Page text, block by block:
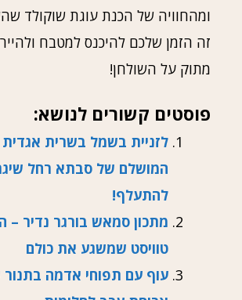
ומהחוויה של הכנת עוגת שוקולד
זה הזמן שלכם להיכנס למטבח
מתוק על השולחן!
פוסטים קשורים לנושא:
לזניית בשמל בשרית אגדית
המושלם של סבתא רחל
להתעלף!
מתכון סמאש בורגר נדיר –
טוויסט שמשגע את כולם
עוף עם תפוחי אדמה